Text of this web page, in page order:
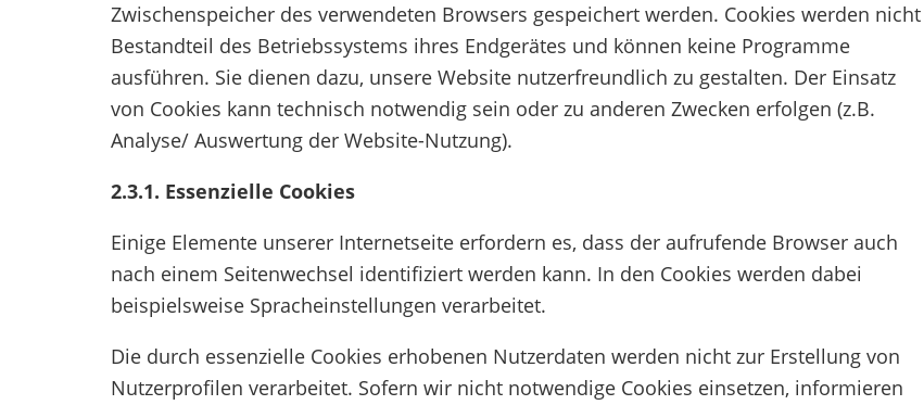
Zwischenspeicher des verwendeten Browsers gespeichert werden. Cookies werden nicht
Bestandteil des Betriebssystems ihres Endgerätes und können keine Programme
ausführen. Sie dienen dazu, unsere Website nutzerfreundlich zu gestalten. Der Einsatz
von Cookies kann technisch notwendig sein oder zu anderen Zwecken erfolgen (z.B.
Analyse/ Auswertung der Website-Nutzung).
2.3.1. Essenzielle Cookies
Einige Elemente unserer Internetseite erfordern es, dass der aufrufende Browser auch
nach einem Seitenwechsel identifiziert werden kann. In den Cookies werden dabei
beispielsweise Spracheinstellungen verarbeitet.
Die durch essenzielle Cookies erhobenen Nutzerdaten werden nicht zur Erstellung von
Nutzerprofilen verarbeitet. Sofern wir nicht notwendige Cookies einsetzen, informieren